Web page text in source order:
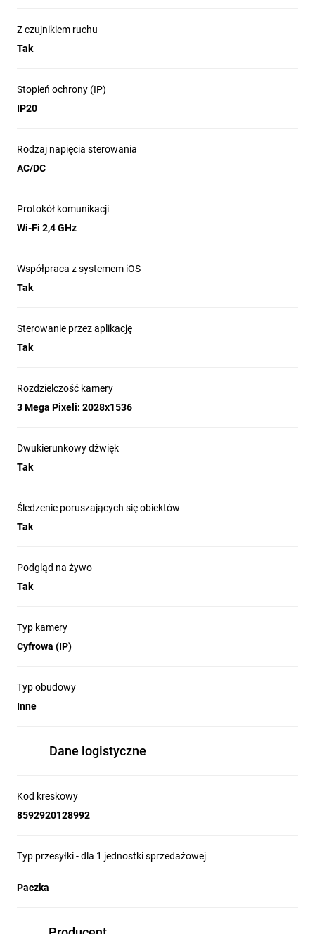
opakowania
Z czujnikiem ruchu
Tak
Stopień ochrony (IP)
IP20
Rodzaj napięcia sterowania
AC/DC
Protokół komunikacji
Wi-Fi 2,4 GHz
Współpraca z systemem iOS
Tak
Sterowanie przez aplikację
Tak
Rozdzielczość kamery
3 Mega Pixeli: 2028x1536
Dwukierunkowy dźwięk
Tak
Śledzenie poruszających się obiektów
Tak
Podgląd na żywo
Tak
Typ kamery
Cyfrowa (IP)
Typ obudowy
Inne
Dane logistyczne
Kod kreskowy
8592920128992
Typ przesyłki - dla 1 jednostki sprzedażowej
Paczka